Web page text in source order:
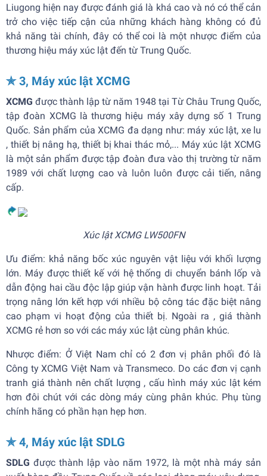
Liugong hiện nay được đánh giá là khá cao và nó có thể cản
trở cho việc tiếp cận của những khách hàng không có đủ
khả năng tài chính, đây có thể coi là một nhược điểm của
thương hiệu máy xúc lật đến từ Trung Quốc.
✯ 3, Máy xúc lật XCMG
XCMG được thành lập từ năm 1948 tại Từ Châu Trung Quốc,
tập đoàn XCMG là thương hiệu máy xây dựng số 1 Trung
Quốc. Sản phẩm của XCMG đa dạng như: máy xúc lật, xe lu
, thiết bị nâng hạ, thiết bị khai thác mỏ,... Máy xúc lật XCMG
là một sản phẩm được tập đoàn đưa vào thị trường từ năm
1989 với chất lượng cao và luôn luôn được cải tiến, nâng
cấp.
Xúc lật XCMG LW500FN
Ưu điểm: khả năng bốc xúc nguyên vật liệu với khối lượng
lớn. Máy được thiết kế với hệ thống di chuyển bánh lốp và
dẫn động hai cầu độc lập giúp vận hành được linh hoạt. Tải
trọng nâng lớn kết hợp với nhiều bộ công tác đặc biệt nâng
cao phạm vi hoạt động của thiết bị. Ngoài ra , giá thành
XCMG rẻ hơn so với các máy xúc lật cùng phân khúc.
Nhược điểm: Ở Việt Nam chỉ có 2 đơn vị phân phối đó là
Công ty XCMG Việt Nam và Transmeco. Do các đơn vị cạnh
tranh giá thành nên chất lượng , cấu hình máy xúc lật kém
hơn đôi chút với các dòng máy cùng phân khúc. Phụ tùng
chính hãng có phần hạn hẹp hơn.
✯ 4, Máy xúc lật SDLG
SDLG được thành lập vào năm 1972, là một nhà máy sản